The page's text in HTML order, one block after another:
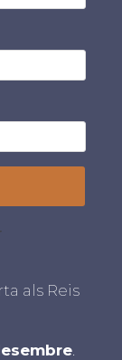
als Reis
.